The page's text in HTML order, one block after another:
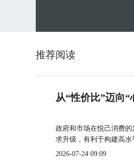
推荐阅读
从“性价比”迈向
政府和市场在悦己消费
求升级，有利于构建高水
2026-07-24 09:09